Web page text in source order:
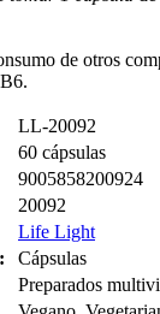
de otros
LL-20092
60 cápsulas
9005858200924
20092
Life Light
Cápsulas
Preparados